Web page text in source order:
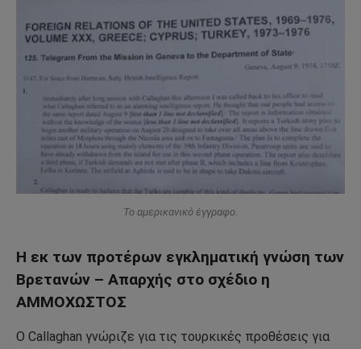
Το αμερικανικό έγγραφο.
Η εκ των προτέρων εγκληματική γνώση των
Βρετανών – Απαρχής στο σχέδιο η
ΑΜΜΟΧΩΣΤΟΣ
Ο Callaghan γνώριζε για τις τουρκικές προθέσεις για